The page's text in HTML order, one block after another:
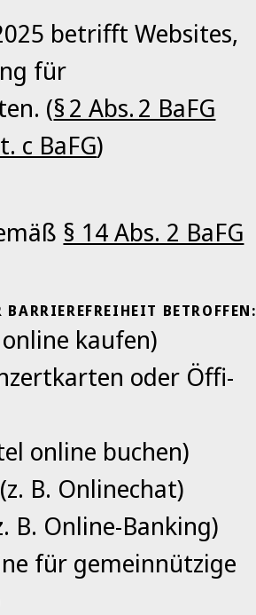
betrifft Websites,
für
(§ 2 Abs. 2 BaFG
c BaFG)
§ 14 Abs. 2 BaFG
BETROFFEN:
kaufen)
oder Öffi-
online buchen)
B. Onlinechat)
B. Online-Banking)
für gemeinnützige